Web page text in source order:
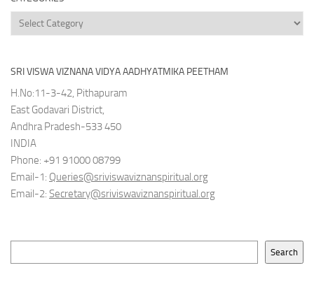
Categories
SRI VISWA VIZNANA VIDYA AADHYATMIKA PEETHAM
H.No:11-3-42, Pithapuram
East Godavari District,
Andhra Pradesh-533 450
INDIA
Phone: +91 91000 08799
Email-1: Queries@sriviswaviznanspiritual.org
Email-2: Secretary@sriviswaviznanspiritual.org
Search